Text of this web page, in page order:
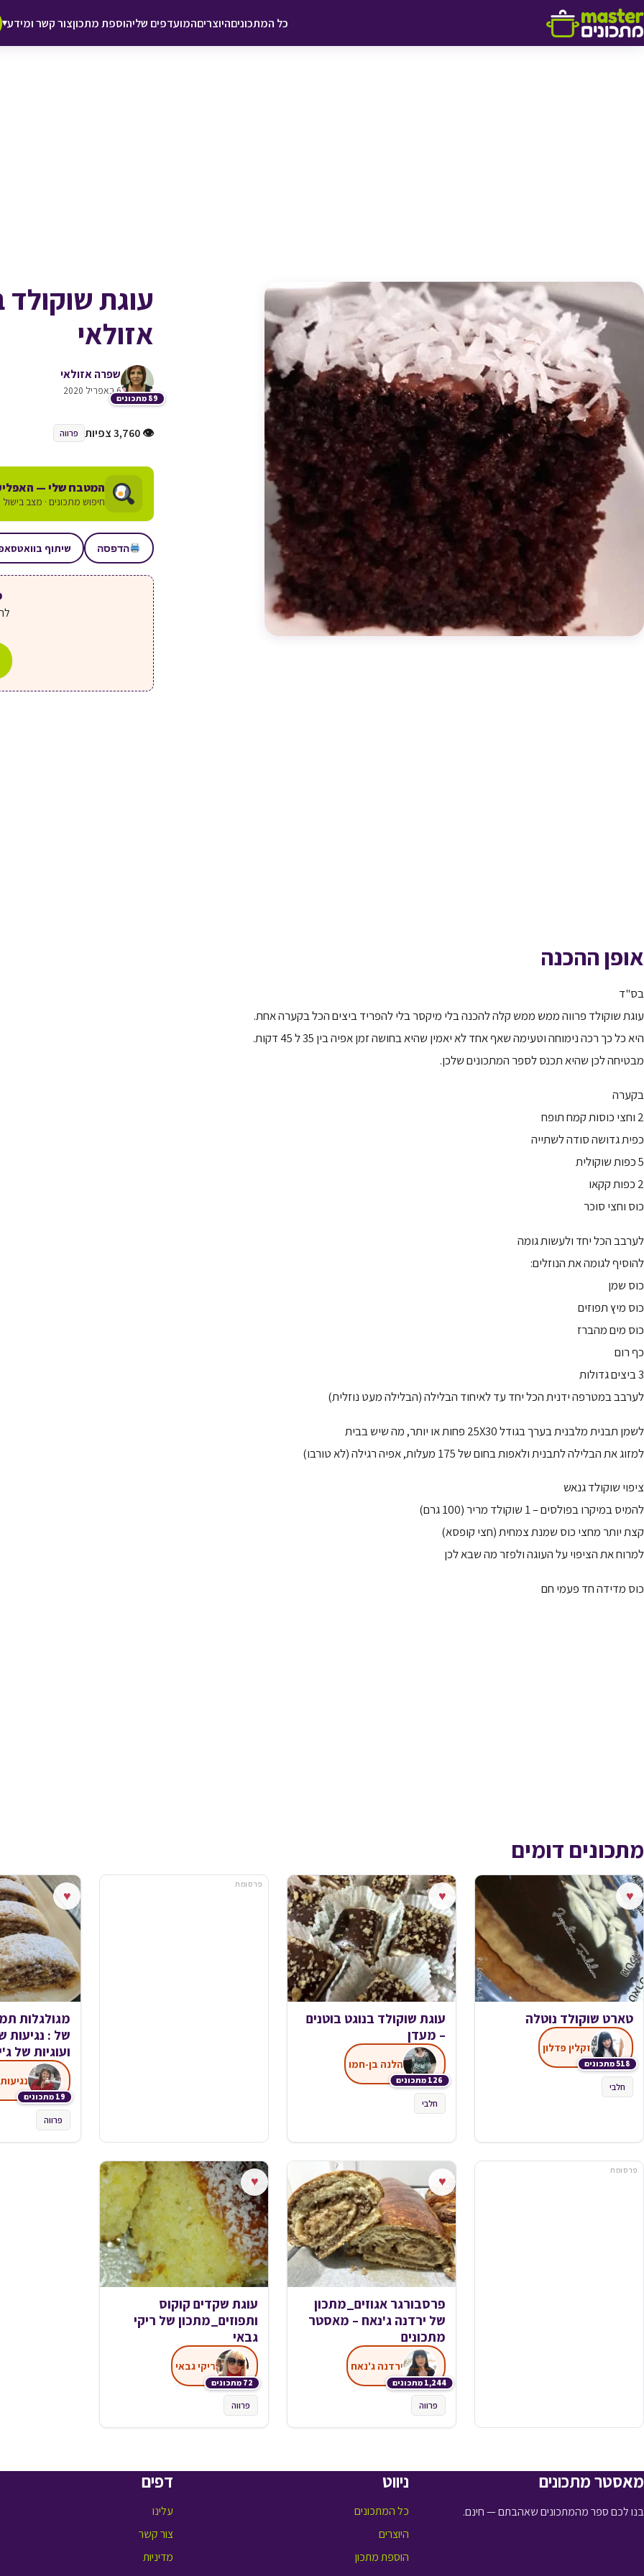
דלג לתוכן
כל המתכוניםהיוצריםהמועדפים שליהוספת מתכוןצור קשר ומידע▾
עוגת
אזולאי
89 מתכונים
שפרה אזולאי
6 באפריל 2020
♥ הוספה
👁 3,760 צפיות פרווה
המטבח שלי —
חיפוש מתכונים · מצב
הדפסה שיתוף
אופן ההכנה
בס"ד
עוגת שוקולד פרווה ממש ממש קלה להכנה בלי מיקסר בלי להפריד ביצים הכל בקערה אחת.
היא כל כך רכה נימוחה וטעימה שאף אחד לא יאמין שהיא בחושה זמן אפיה בין 35 ל 45 דקות.
מבטיחה לכן שהיא תכנס לספר המתכונים שלכן.
בקערה
2 וחצי כוסות קמח תופח
כפית גדושה סודה לשתייה
5 כפות שוקולית
2 כפות קקאו
כוס וחצי סוכר
לערבב הכל יחד ולעשות גומה
להוסיף לגומה את הנוזלים:
כוס שמן
כוס מיץ תפוזים
כוס מים מהברז
כף רום
3 ביצים גדולות
לערבב במטרפה ידנית הכל יחד עד לאיחוד הבלילה (הבלילה מעט נוזלית)
לשמן תבנית מלבנית בערך בגודל 25X30 פחות או יותר, מה שיש בבית
למזוג את הבלילה לתבנית ולאפות בחום של 175 מעלות, אפיה רגילה (לא טורבו)
ציפוי שוקולד גנאש
להמיס במיקרו בפולסים – 1 שוקולד מריר (100 גרם)
קצת יותר מחצי כוס שמנת צמחית (חצי קופסא)
למרוח את הציפוי על העוגה ולפזר מה שבא לכן
כוס מדידה חד פעמי חם
מתכונים דומים
♥
טארט שוקולד נוטלה
518 מתכונים
זקלין פדלון
חלבי
♥
עוגת שוקולד בנוגט בוטנים
– מעדן
126 מתכונים
הלנה בן-חמו
חלבי
פרסומת
♥
מגולגלות
של : נגיעות
ועוגיות של
19 מתכונים
פרווה
פרסומת
♥
פרסבורגר אגוזים_מתכון
של ירדנה ג'נאח – מאסטר
מתכונים
1,244 מתכונים
ירדנה ג'נאח
פרווה
♥
עוגת שקדים קוקוס
ותפוזים_מתכון של ריקי
גבאי
72 מתכונים
ריקי גבאי
פרווה
מאסטר מתכונים
בנו לכם ספר מהמתכונים שאהבתם — חינם.
ניווט
כל המתכונים
היוצרים
הוספת מתכון
דפים
עלינו
צור קשר
מדיניות